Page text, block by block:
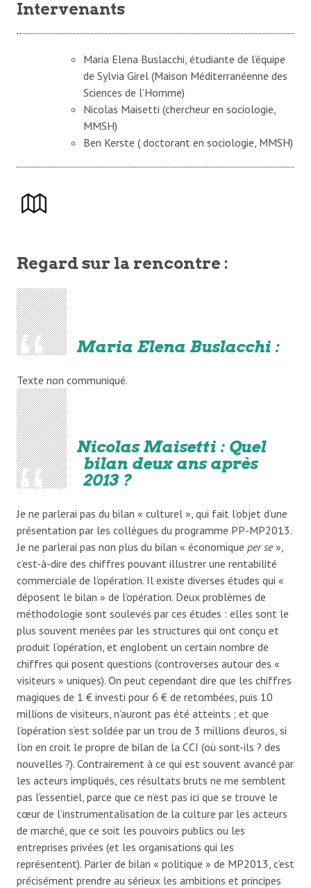
Intervenants
Maria Elena Buslacchi, étudiante de l’équipe
de Sylvia Girel (Maison Méditerranéenne des
Sciences de l’Homme)
Nicolas Maisetti (chercheur en sociologie,
MMSH)
Ben Kerste ( doctorant en sociologie, MMSH)
Regard sur la rencontre :
Maria Elena Buslacchi :
Texte non communiqué.
Nicolas Maisetti : Quel
bilan deux ans après
2013 ?
Je ne parlerai pas du bilan « culturel », qui fait l’objet d’une
présentation par les collègues du programme PP-MP2013.
Je ne parlerai pas non plus du bilan « économique per se»,
c’est-à-dire des chiffres pouvant illustrer une rentabilité
commerciale de l’opération. Il existe diverses études qui «
déposent le bilan » de l’opération. Deux problèmes de
méthodologie sont soulevés par ces études : elles sont le
plus souvent menées par les structures qui ont conçu et
produit l’opération, et englobent un certain nombre de
chiffres qui posent questions (controverses autour des «
visiteurs » uniques). On peut cependant dire que les chiffres
magiques de 1 € investi pour 6 € de retombées, puis 10
millions de visiteurs, n’auront pas été atteints ; et que
l’opération s’est soldée par un trou de 3 millions d’euros, si
l’on en croit le propre de bilan de la CCI (où sont-ils ? des
nouvelles ?). Contrairement à ce qui est souvent avancé par
les acteurs impliqués, ces résultats bruts ne me semblent
pas l’essentiel, parce que ce n’est pas ici que se trouve le
cœur de l’instrumentalisation de la culture par les acteurs
de marché, que ce soit les pouvoirs publics ou les
entreprises privées (et les organisations qui les
représentent). Parler de bilan « politique » de MP2013, c’est
précisément prendre au sérieux les ambitions et principes